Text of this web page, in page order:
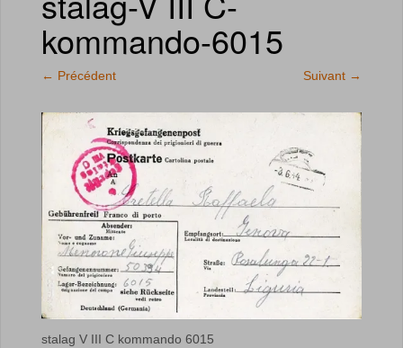
kommando-6015
← Précédent Suivant →
stalag V III C kommando 6015